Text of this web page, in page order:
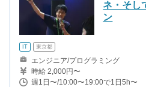
ネ・そし
ン
IT 東京都
エンジニア/プログラミング
時給 2,000円〜
週1日〜/10:00〜19:00で1日5h〜